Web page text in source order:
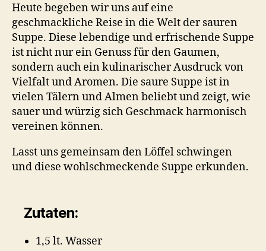
mit
Apfelessig
&
Sauerrahm
Heute begeben wir uns auf eine
geschmackliche Reise in die Welt der sauren
Suppe. Diese lebendige und erfrischende Suppe
ist nicht nur ein Genuss für den Gaumen,
sondern auch ein kulinarischer Ausdruck von
Vielfalt und Aromen. Die saure Suppe ist in
vielen Tälern und Almen beliebt und zeigt, wie
sauer und würzig sich Geschmack harmonisch
vereinen können.
Lasst uns gemeinsam den Löffel schwingen
und diese wohlschmeckende Suppe erkunden.
Zutaten:
1,5 lt. Wasser